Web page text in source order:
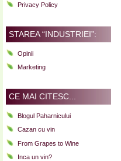
Privacy Policy
STAREA “INDUSTRIEI”:
Opinii
Marketing
CE MAI CITESC...
Blogul Paharnicului
Cazan cu vin
From Grapes to Wine
Inca un vin?